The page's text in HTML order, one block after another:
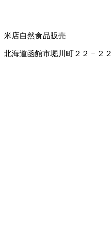
米店自然食品販売
北海道函館市堀川町２２－２２